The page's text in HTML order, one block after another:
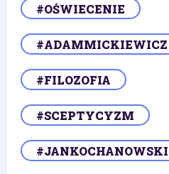
#OŚWIECENIE
#ADAMMICKIEWICZ
#FILOZOFIA
#SCEPTYCYZM
#JANKOCHANOWSKI